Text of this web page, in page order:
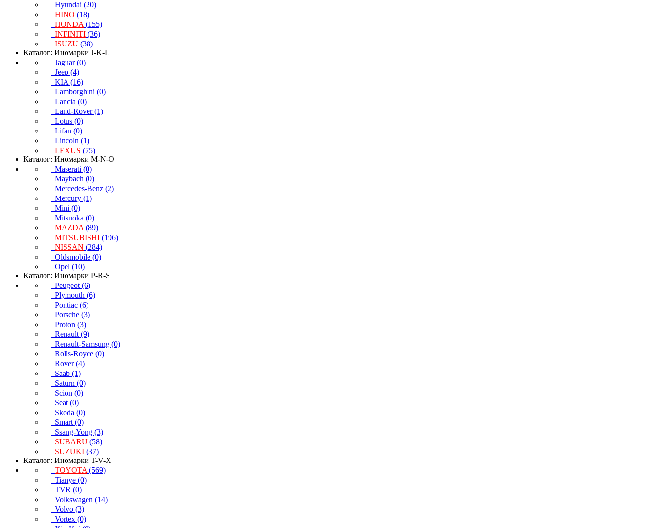
Hyundai (20)
HINO (18)
HONDA (155)
INFINITI (36)
ISUZU (38)
Каталог: Иномарки J-K-L
Jaguar (0)
Jeep (4)
KIA (16)
Lamborghini (0)
Lancia (0)
Land-Rover (1)
Lotus (0)
Lifan (0)
Lincoln (1)
LEXUS (75)
Каталог: Иномарки M-N-O
Maserati (0)
Maybach (0)
Mercedes-Benz (2)
Mercury (1)
Mini (0)
Mitsuoka (0)
MAZDA (89)
MITSUBISHI (196)
NISSAN (284)
Oldsmobile (0)
Opel (10)
Каталог: Иномарки P-R-S
Peugeot (6)
Plymouth (6)
Pontiac (6)
Porsche (3)
Proton (3)
Renault (9)
Renault-Samsung (0)
Rolls-Royce (0)
Rover (4)
Saab (1)
Saturn (0)
Scion (0)
Seat (0)
Skoda (0)
Smart (0)
Ssang-Yong (3)
SUBARU (58)
SUZUKI (37)
Каталог: Иномарки T-V-X
TOYOTA (569)
Tianye (0)
TVR (0)
Volkswagen (14)
Volvo (3)
Vortex (0)